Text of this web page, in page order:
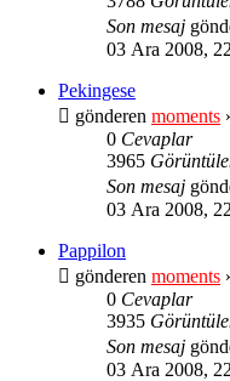
Son mesaj
03 Ara 2008,
Pekingese
gönderen moments
0 Cevaplar
3965
Son mesaj
03 Ara 2008,
Pappilon
gönderen moments
0 Cevaplar
3935
Son mesaj
03 Ara 2008,